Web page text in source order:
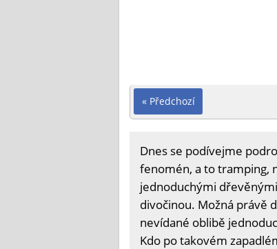
« Předchozí
Dnes se podívejme
fenomén, a to tramping,
jednoduchými
divočinou. Možná právě
nevídané oblibě
Kdo po takovém